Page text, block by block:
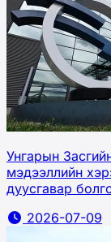
Унгарын
мэдээллийн
дуусгавар
2026-07-09